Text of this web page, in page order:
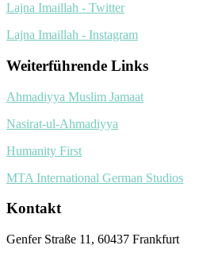
Lajna Imaillah - Twitter
Lajna Imaillah - Instagram
Weiterführende Links
Ahmadiyya Muslim Jamaat
Nasirat-ul-Ahmadiyya
Humanity First
MTA International German Studios
Kontakt
Genfer Straße 11, 60437 Frankfurt